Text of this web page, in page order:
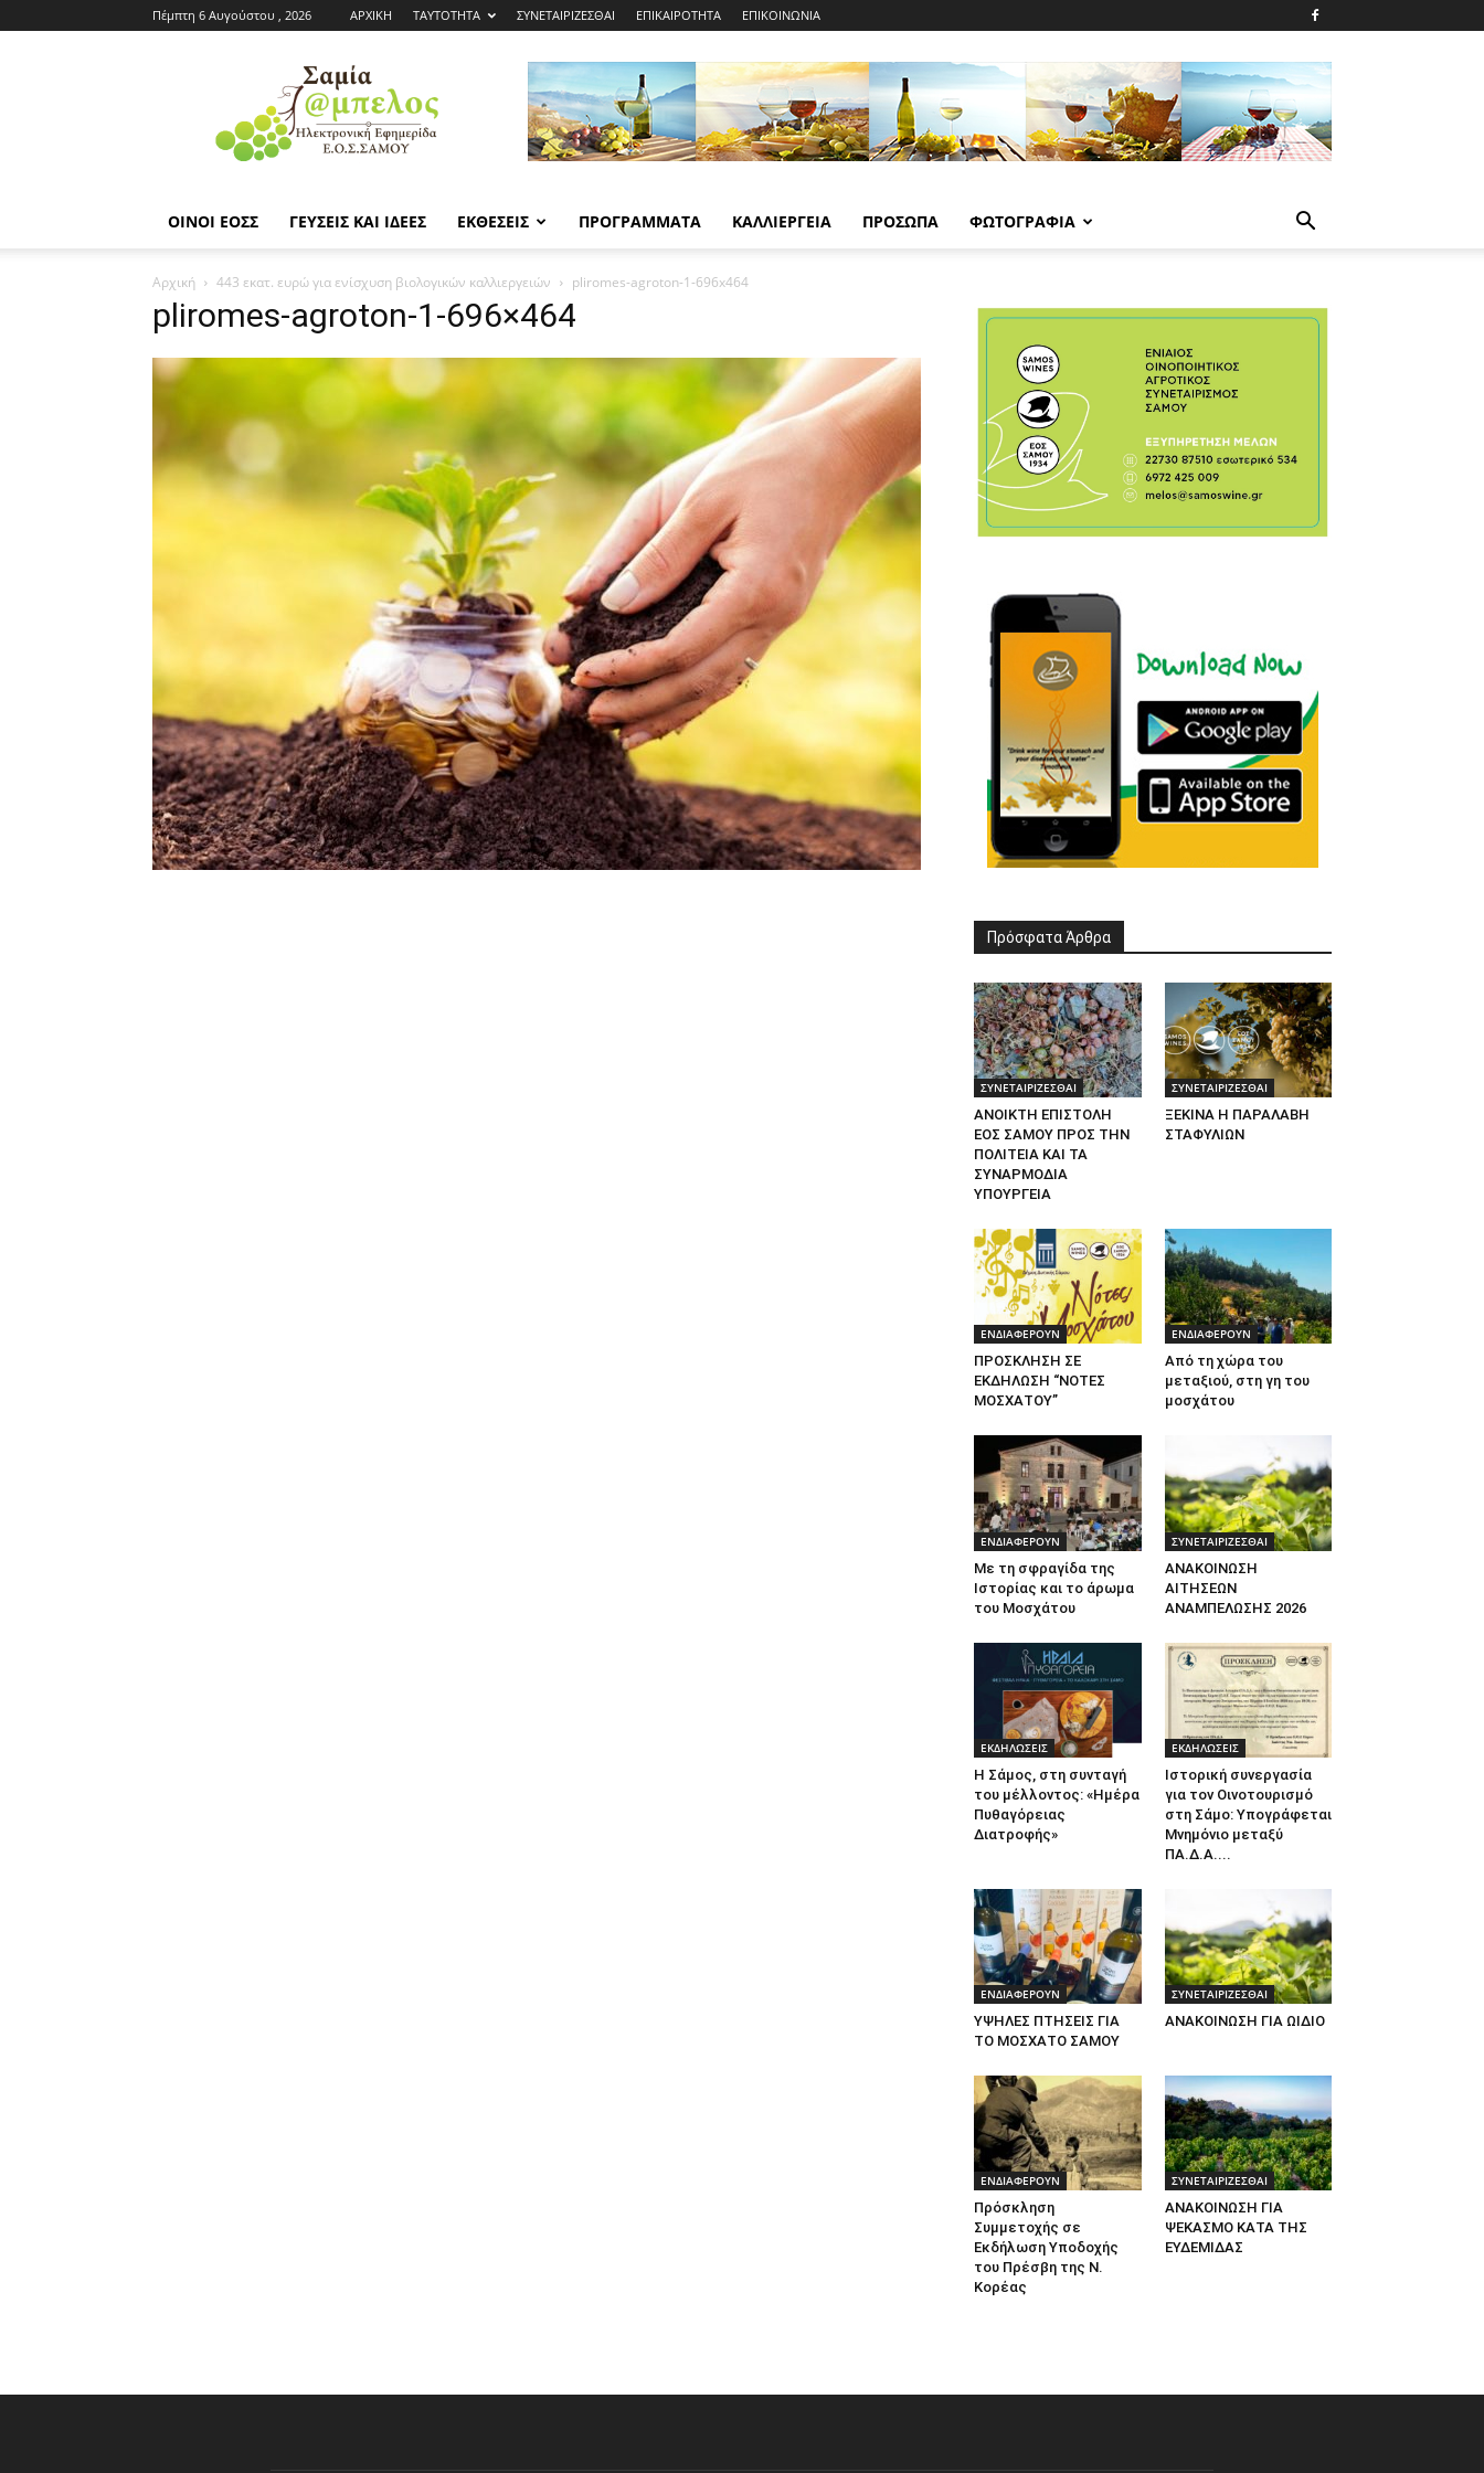
Πέμπτη 6 Αυγούστου , 2026 ΑΡΧΙΚΗ ΤΑΥΤΟΤΗΤΑ ΣΥΝΕΤΑΙΡΙΖΕΣΘΑΙ ΕΠΙΚΑΙΡΟΤΗΤΑ ΕΠΙΚΟΙΝΩΝΙΑ
Εφημερίδα
ΕΟΣΣ
|
Σαμία
ΟΙΝΟΙ ΕΟΣΣ ΓΕΥΣΕΙΣ ΚΑΙ ΙΔΕΕΣ ΕΚΘΕΣΕΙΣ ΠΡΟΓΡΑΜΜΑΤΑ ΚΑΛΛΙΕΡΓΕΙΑ ΠΡΟΣΩΠΑ ΦΩΤΟΓΡΑΦΙΑ
Αρχική 443 εκατ. ευρώ για ενίσχυση βιολογικών καλλιεργειών pliromes-agroton-1-696x464
pliromes-agroton-1-696×464
Πρόσφατα Άρθρα
ΣΥΝΕΤΑΙΡΙΖΕΣΘΑΙ
ΑΝΟΙΚΤΗ ΕΠΙΣΤΟΛΗ
ΕΟΣ ΣΑΜΟΥ ΠΡΟΣ ΤΗΝ
ΠΟΛΙΤΕΙΑ ΚΑΙ ΤΑ
ΣΥΝΑΡΜΟΔΙΑ
ΥΠΟΥΡΓΕΙΑ
ΣΥΝΕΤΑΙΡΙΖΕΣΘΑΙ
ΞΕΚΙΝΑ Η ΠΑΡΑΛΑΒΗ
ΣΤΑΦΥΛΙΩΝ
ΕΝΔΙΑΦΕΡΟΥΝ
ΠΡΟΣΚΛΗΣΗ ΣΕ
ΕΚΔΗΛΩΣΗ “ΝΟΤΕΣ
ΜΟΣΧΑΤΟΥ”
ΕΝΔΙΑΦΕΡΟΥΝ
Από τη χώρα του
μεταξιού, στη γη του
μοσχάτου
ΕΝΔΙΑΦΕΡΟΥΝ
Με τη σφραγίδα της
Ιστορίας και το άρωμα
του Μοσχάτου
ΣΥΝΕΤΑΙΡΙΖΕΣΘΑΙ
ΑΝΑΚΟΙΝΩΣΗ
ΑΙΤΗΣΕΩΝ
ΑΝΑΜΠΕΛΩΣΗΣ 2026
ΕΚΔΗΛΩΣΕΙΣ
Η Σάμος, στη συνταγή
του μέλλοντος: «Ημέρα
Πυθαγόρειας
Διατροφής»
ΕΚΔΗΛΩΣΕΙΣ
Ιστορική συνεργασία
για τον Οινοτουρισμό
στη Σάμο: Υπογράφεται
Μνημόνιο μεταξύ
ΠΑ.Δ.Α....
ΕΝΔΙΑΦΕΡΟΥΝ
ΥΨΗΛΕΣ ΠΤΗΣΕΙΣ ΓΙΑ
ΤΟ ΜΟΣΧΑΤΟ ΣΑΜΟΥ
ΣΥΝΕΤΑΙΡΙΖΕΣΘΑΙ
ΑΝΑΚΟΙΝΩΣΗ ΓΙΑ ΩΙΔΙΟ
ΕΝΔΙΑΦΕΡΟΥΝ
Πρόσκληση
Συμμετοχής σε
Εκδήλωση Υποδοχής
του Πρέσβη της Ν.
Κορέας
ΣΥΝΕΤΑΙΡΙΖΕΣΘΑΙ
ΑΝΑΚΟΙΝΩΣΗ ΓΙΑ
ΨΕΚΑΣΜΟ ΚΑΤΑ ΤΗΣ
ΕΥΔΕΜΙΔΑΣ